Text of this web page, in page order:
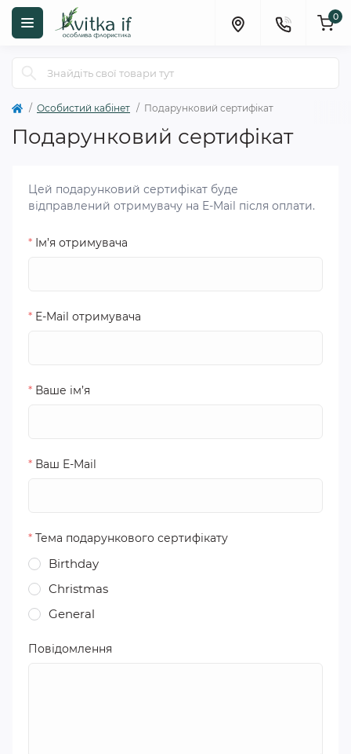
0
Особистий кабінет Подарунковий сертифікат
Подарунковий сертифікат
Цей подарунковий сертифікат буде
відправлений отримувачу на E-Mail після оплати.
* Ім’я отримувача
* E-Mail отримувача
* Ваше ім’я
* Ваш E-Mail
* Тема подарункового сертифікату
Birthday
Christmas
General
Повідомлення